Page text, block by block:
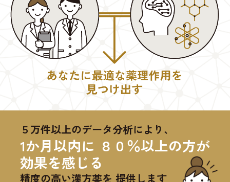
５万件以上のデータ分析により、
1か月以内に ８０％以上の方が
効果を感じる
精度の高い漢方薬を 提供します